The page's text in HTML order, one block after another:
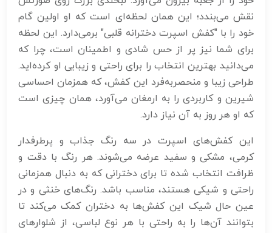
نقش می‌بندد؛ این همان لحظه‌ای است که او اولین گام
خود را با "کفش اسپرت دخترانه قلبی" برمی‌دارد. این لحظه
برای شما نیز پر از حس شادی و اطمینان است، چرا که
می‌دانید بهترین انتخاب را برای راحتی و زیبایی او کرده‌اید.
طراحی زیبا و منحصربه‌فرد این کفش، که همزمان احساسی
شیرین و کاربردی را به ارمغان می‌آورد، همان چیزی است
که او هر روز به آن نیاز دارد.
این کفش‌های اسپرت در سه رنگ جذاب و پرطرفدار
کرمی، مشکی و سفید عرضه می‌شوند. هر رنگ با دقت و
ظرافت انتخاب شده تا برای دخترانی که به دنبال همزمانی
راحتی و شیکی هستند، مناسب باشد. رنگ‌های خنثی و در
عین حال شیک این کفش‌ها به دختران کمک می‌کند تا
بتوانند آن‌ها را به راحتی با هر نوع لباسی، از شلوارهای